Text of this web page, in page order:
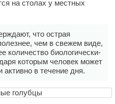
на столах у местных
что острая
чем в свежем виде,
количество биологически-
которым человек может
активно в течение дня.